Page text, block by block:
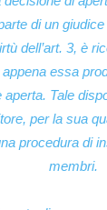
di un
dell’art. 3, è
essa
aperta. Tale
per la sua
procedura di
membri.